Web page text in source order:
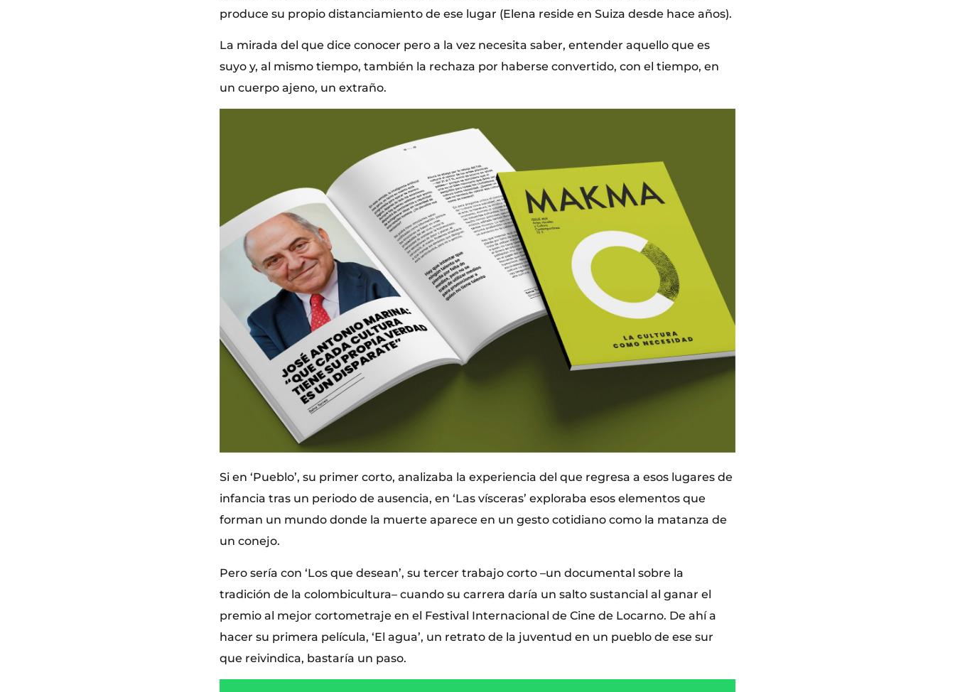
produce su propio distanciamiento de ese lugar (Elena reside en Suiza desde hace años).
La mirada del que dice conocer pero a la vez necesita saber, entender aquello que es
suyo y, al mismo tiempo, también la rechaza por haberse convertido, con el tiempo, en
un cuerpo ajeno, un extraño.
Si en ‘Pueblo’, su primer corto, analizaba la experiencia del que regresa a esos lugares de
infancia tras un periodo de ausencia, en ‘Las vísceras’ exploraba esos elementos que
forman un mundo donde la muerte aparece en un gesto cotidiano como la matanza de
un conejo.
Pero sería con ‘Los que desean’, su tercer trabajo corto –un documental sobre la
tradición de la colombicultura– cuando su carrera daría un salto sustancial al ganar el
premio al mejor cortometraje en el Festival Internacional de Cine de Locarno. De ahí a
hacer su primera película, ‘El agua’, un retrato de la juventud en un pueblo de ese sur
que reivindica, bastaría un paso.